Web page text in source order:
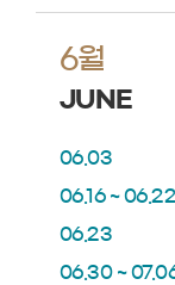
6월
JUNE
06.03
06.16 ~ 06.22
06.23
06.30 ~